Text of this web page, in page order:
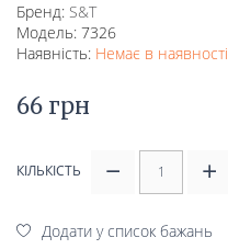
Бренд: S&T
Модель: 7326
Наявність: Немає в наявності
66 грн
КІЛЬКІСТЬ
Додати у список бажань